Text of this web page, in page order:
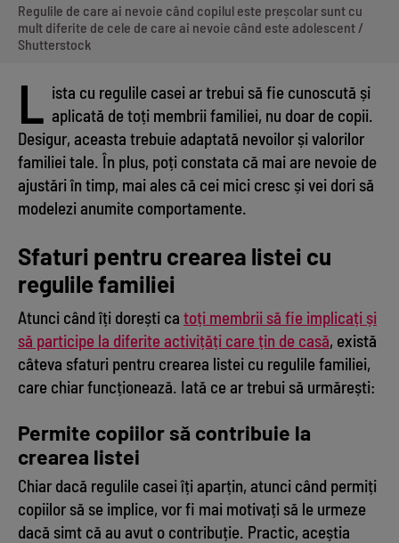
Regulile de care ai nevoie când copilul este preșcolar sunt cu
mult diferite de cele de care ai nevoie când este adolescent /
Shutterstock
L ista cu regulile casei ar trebui să fie cunoscută și
aplicată de toți membrii familiei, nu doar de copii.
Desigur, aceasta trebuie adaptată nevoilor și valorilor
familiei tale. În plus, poți constata că mai are nevoie de
ajustări în timp, mai ales că cei mici cresc și vei dori să
modelezi anumite comportamente.
Sfaturi pentru crearea listei cu
regulile familiei
Atunci când îți dorești ca toți membrii să fie implicați și
să participe la diferite activițăți care țin de casă, există
câteva sfaturi pentru crearea listei cu regulile familiei,
care chiar funcționează. Iată ce ar trebui să urmărești:
Permite copiilor să contribuie la
crearea listei
Chiar dacă regulile casei îți aparțin, atunci când permiți
copiilor să se implice, vor fi mai motivați să le urmeze
dacă simt că au avut o contribuție. Practic, aceștia